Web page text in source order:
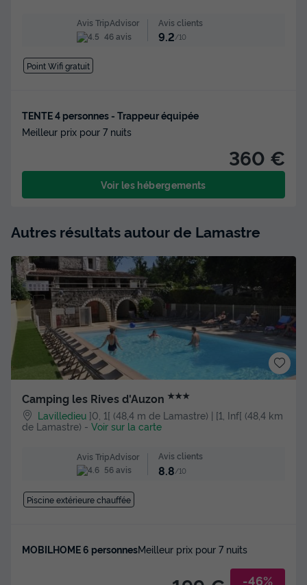
Avis TripAdvisor
46 avis
Avis clients
9.2/10
Point Wifi gratuit
TENTE 4 personnes - Trappeur équipée
Meilleur prix pour 7 nuits
360 €
Voir les hébergements
Autres résultats autour de Lamastre
Camping les Rives d'Auzon ★★★
Lavilledieu ]0, 1[ (48,4 m de Lamastre) | [1, Inf[ (48,4 km
de Lamastre) - Voir sur la carte
Avis TripAdvisor
56 avis
Avis clients
8.8/10
Piscine extérieure chauffée
MOBILHOME 6 personnesMeilleur prix pour 7 nuits
-46%